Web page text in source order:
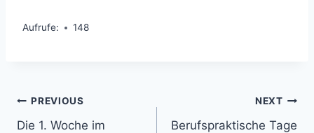
Aufrufe: 148
Beitragsnavigation
PREVIOUS
Die 1. Woche im
NEXT
Berufspraktische Tage